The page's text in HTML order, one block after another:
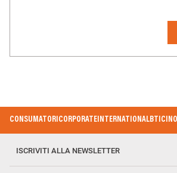
Footer Menu
CONSUMATORICORPORATEINTERNATIONAL
ISCRIVITI ALLA NEWSLETTER